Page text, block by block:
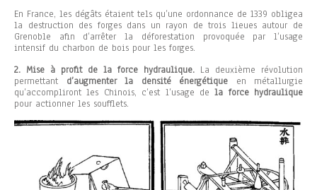
En France, les dégâts étaient tels qu’une ordonnance de 1339 obligea
la destruction des forges dans un rayon de trois lieues autour de
Grenoble afin d’arrêter la déforestation provoquée par l’usage
intensif du charbon de bois pour les forges.
2. Mise à profit de la force hydraulique. La deuxième révolution
permettant d’augmenter la densité énergétique en métallurgie
qu’accompliront les Chinois, c’est l’usage dela force hydraulique
pour actionner les soufflets.